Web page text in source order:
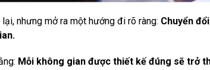
nhưng mở ra một hướng đi rõ ràng: Chuyển
Mỗi không gian được thiết kế đúng sẽ trở